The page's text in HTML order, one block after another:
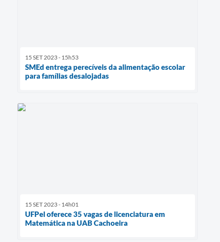
15 SET 2023 - 15h53
SMEd entrega perecíveis da alimentação escolar
para famílias desalojadas
15 SET 2023 - 14h01
UFPel oferece 35 vagas de licenciatura em
Matemática na UAB Cachoeira